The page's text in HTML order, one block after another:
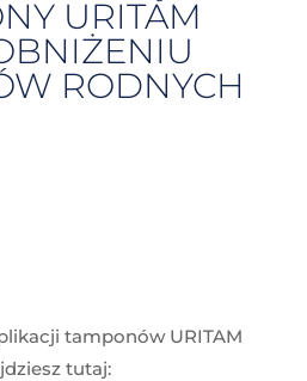
URITAM
RODNYCH
tamponów URITAM
tutaj: